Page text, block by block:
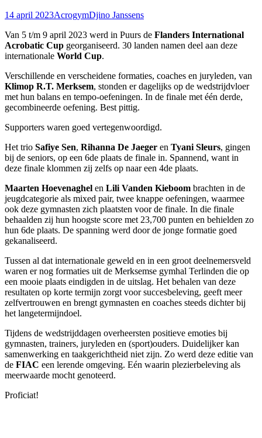
14 april 2023AcrogymDjino Janssens
Van 5 t/m 9 april 2023 werd in Puurs de Flanders International
Acrobatic Cup georganiseerd. 30 landen namen deel aan deze
internationale World Cup.
Verschillende en verscheidene formaties, coaches en juryleden, van
Klimop R.T. Merksem, stonden er dagelijks op de wedstrijdvloer
met hun balans en tempo-oefeningen. In de finale met één derde,
gecombineerde oefening. Best pittig.
Supporters waren goed vertegenwoordigd.
Het trio Safiye Sen, Rihanna De Jaeger en Tyani Sleurs, gingen
bij de seniors, op een 6de plaats de finale in. Spannend, want in
deze finale klommen zij zelfs op naar een 4de plaats.
Maarten Hoevenaghel en Lili Vanden Kieboom brachten in de
jeugdcategorie als mixed pair, twee knappe oefeningen, waarmee
ook deze gymnasten zich plaatsten voor de finale. In die finale
behaalden zij hun hoogste score met 23,700 punten en behielden zo
hun 6de plaats. De spanning werd door de jonge formatie goed
gekanaliseerd.
Tussen al dat internationale geweld en in een groot deelnemersveld
waren er nog formaties uit de Merksemse gymhal Terlinden die op
een mooie plaats eindigden in de uitslag. Het behalen van deze
resultaten op korte termijn zorgt voor succesbeleving, geeft meer
zelfvertrouwen en brengt gymnasten en coaches steeds dichter bij
het langetermijndoel.
Tijdens de wedstrijddagen overheersten positieve emoties bij
gymnasten, trainers, juryleden en (sport)ouders. Duidelijker kan
samenwerking en taakgerichtheid niet zijn. Zo werd deze editie van
de FIAC een lerende omgeving. Eén waarin plezierbeleving als
meerwaarde mocht genoteerd.
Proficiat!